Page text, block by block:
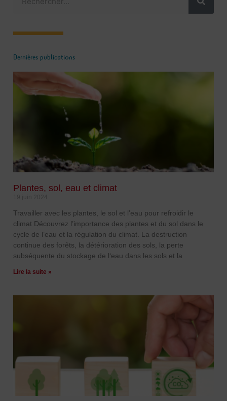
Dernières publications
Plantes, sol, eau et climat
Travailler avec les plantes, le sol et l’eau pour refroidir le
climat Découvrez l’importance des plantes et du sol dans le
cycle de l’eau et la régulation du climat. La destruction
continue des forêts, la détérioration des sols, la perte
subséquente du stockage de l‘eau dans les sols et la
Lire la suite »